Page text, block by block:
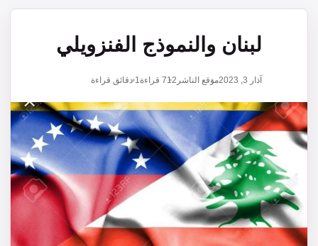
لبنان والنموذج الفنزويلي
آذار 3, 2023 موقع الناشر 712 قراءة1 دقائق قراءة